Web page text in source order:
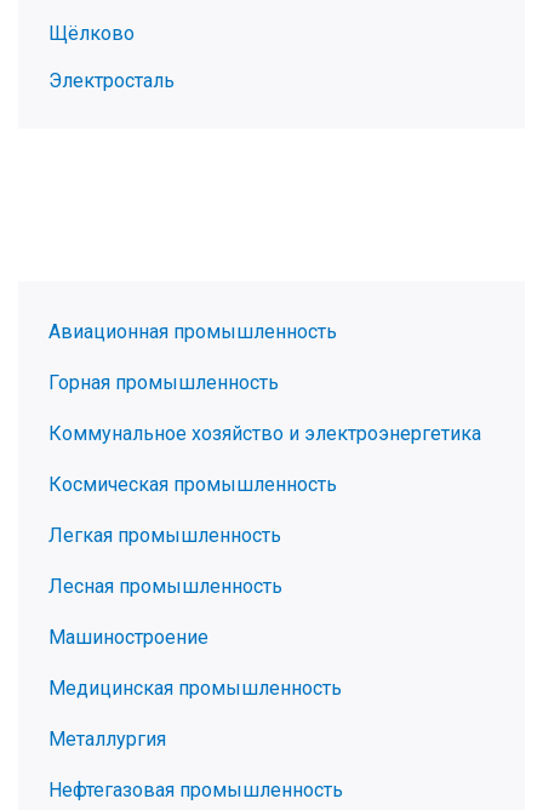
Щёлково
Электросталь
Авиационная промышленность
Горная промышленность
Коммунальное хозяйство и электроэнергетика
Космическая промышленность
Легкая промышленность
Лесная промышленность
Машиностроение
Медицинская промышленность
Металлургия
Нефтегазовая промышленность